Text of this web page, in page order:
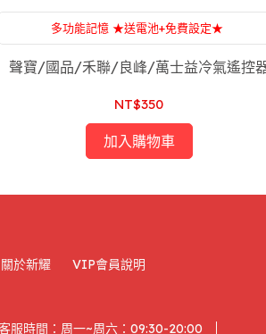
多功能記憶 ★送電池+免費設定★
附設：家電維修，一條龍服務，售後服務沒煩惱
聲寶/國品/禾聯/良峰/萬士益冷氣遙控
NT$350
加入購物車
關於新耀 VIP會員說明
服時間：周一~周六：09:30-20:00